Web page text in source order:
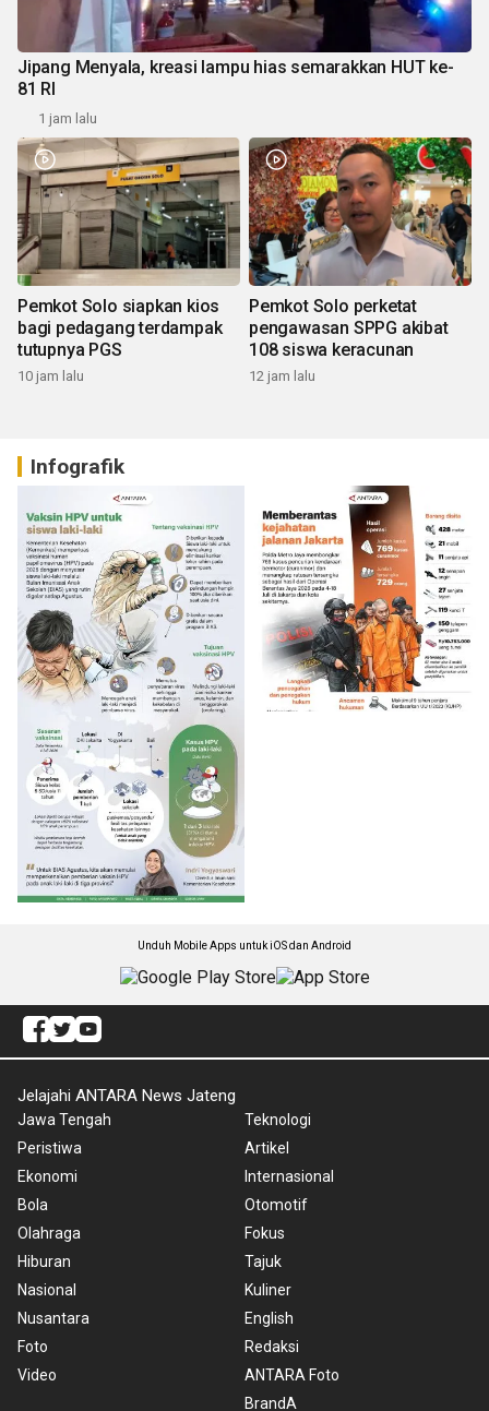
Jipang Menyala, kreasi lampu hias semarakkan HUT ke-
81 RI
1 jam lalu
Pemkot Solo siapkan kios
bagi pedagang terdampak
tutupnya PGS
10 jam lalu
Pemkot Solo perketat
pengawasan SPPG akibat
108 siswa keracunan
12 jam lalu
Infografik
Unduh Mobile Apps untuk iOS dan Android
Jelajahi ANTARA News Jateng
Jawa Tengah
Peristiwa
Ekonomi
Bola
Olahraga
Hiburan
Nasional
Nusantara
Foto
Video
Teknologi
Artikel
Internasional
Otomotif
Fokus
Tajuk
Kuliner
English
Redaksi
ANTARA Foto
BrandA